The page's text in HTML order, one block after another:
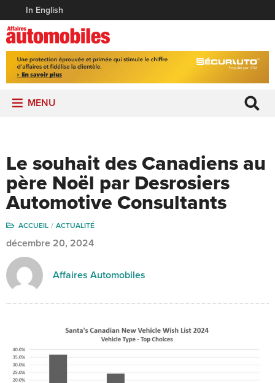
In English
MENU
Le souhait des Canadiens au
père Noël par Desrosiers
Automotive Consultants
ACCUEIL ACTUALITÉ
décembre 20, 2024
Affaires Automobiles